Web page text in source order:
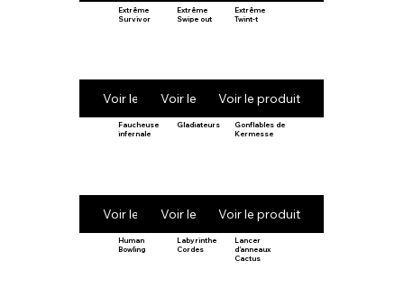
Extrême
Survivor
Voir le produit
Extrême
Swipe out
Voir le produit
Extrême
Twint-t
Voir le produit
Faucheuse
infernale
Voir le produit
Gladiateurs
Voir le produit
Gonflables de
Kermesse
Voir le produit
Human
Bowling
Labyrinthe
Cordes
Lancer
d’anneaux
Cactus